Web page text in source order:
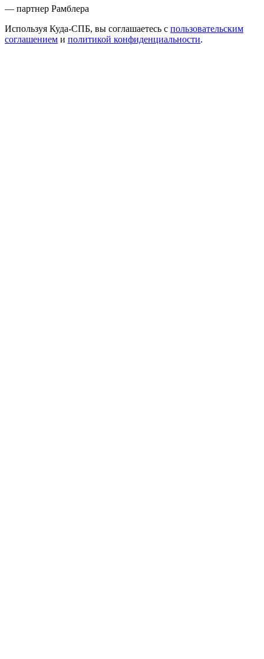
— партнер Рамблера
Используя Куда-СПБ, вы соглашаетесь с пользовательским
соглашением и политикой конфиденциальности.